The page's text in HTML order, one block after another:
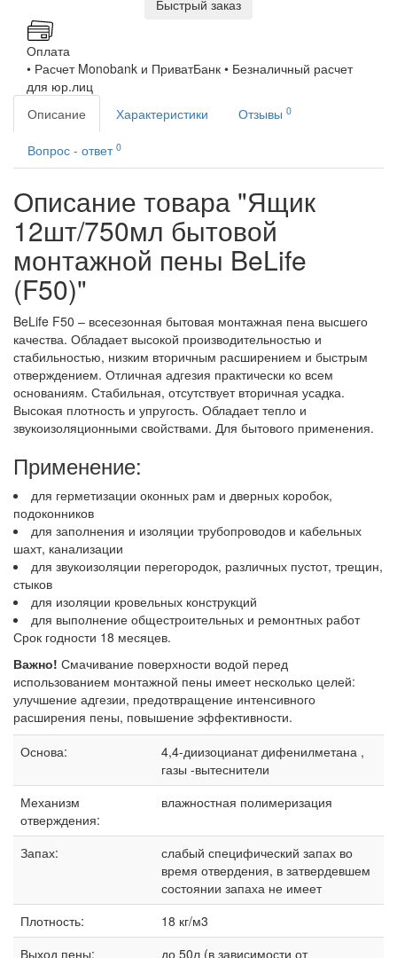
Быстрый заказ
Оплата
• Расчет Monobank и ПриватБанк • Безналичный расчет
для юр.лиц
Описание
Характеристики Отзывы 0
Вопрос - ответ 0
Описание товара "Ящик
12шт/750мл бытовой
монтажной пены BeLife
(F50)"
BeLife F50 – всесезонная бытовая монтажная пена высшего
качества. Обладает высокой производительностью и
стабильностью, низким вторичным расширением и быстрым
отверждением. Отличная адгезия практически ко всем
основаниям. Стабильная, отсутствует вторичная усадка.
Высокая плотность и упругость. Обладает тепло и
звукоизоляционными свойствами. Для бытового применения.
Применение:
для герметизации оконных рам и дверных коробок,
подоконников
для заполнения и изоляции трубопроводов и кабельных
шахт, канализации
для звукоизоляции перегородок, различных пустот, трещин,
стыков
для изоляции кровельных конструкций
для выполнение общестроительных и ремонтных работ
Срок годности 18 месяцев.
Важно! Смачивание поверхности водой перед
использованием монтажной пены имеет несколько целей:
улучшение адгезии, предотвращение интенсивного
расширения пены, повышение эффективности.
Основа:
4,4-диизоцианат дифенилметана ,
газы -вытеснители
Механизм
отверждения:
влажностная полимеризация
Запах:
слабый специфический запах во
время отвердения, в затвердевшем
состоянии запаха не имеет
Плотность:
18 кг/м3
Выход пены:
до 50л (в зависимости от